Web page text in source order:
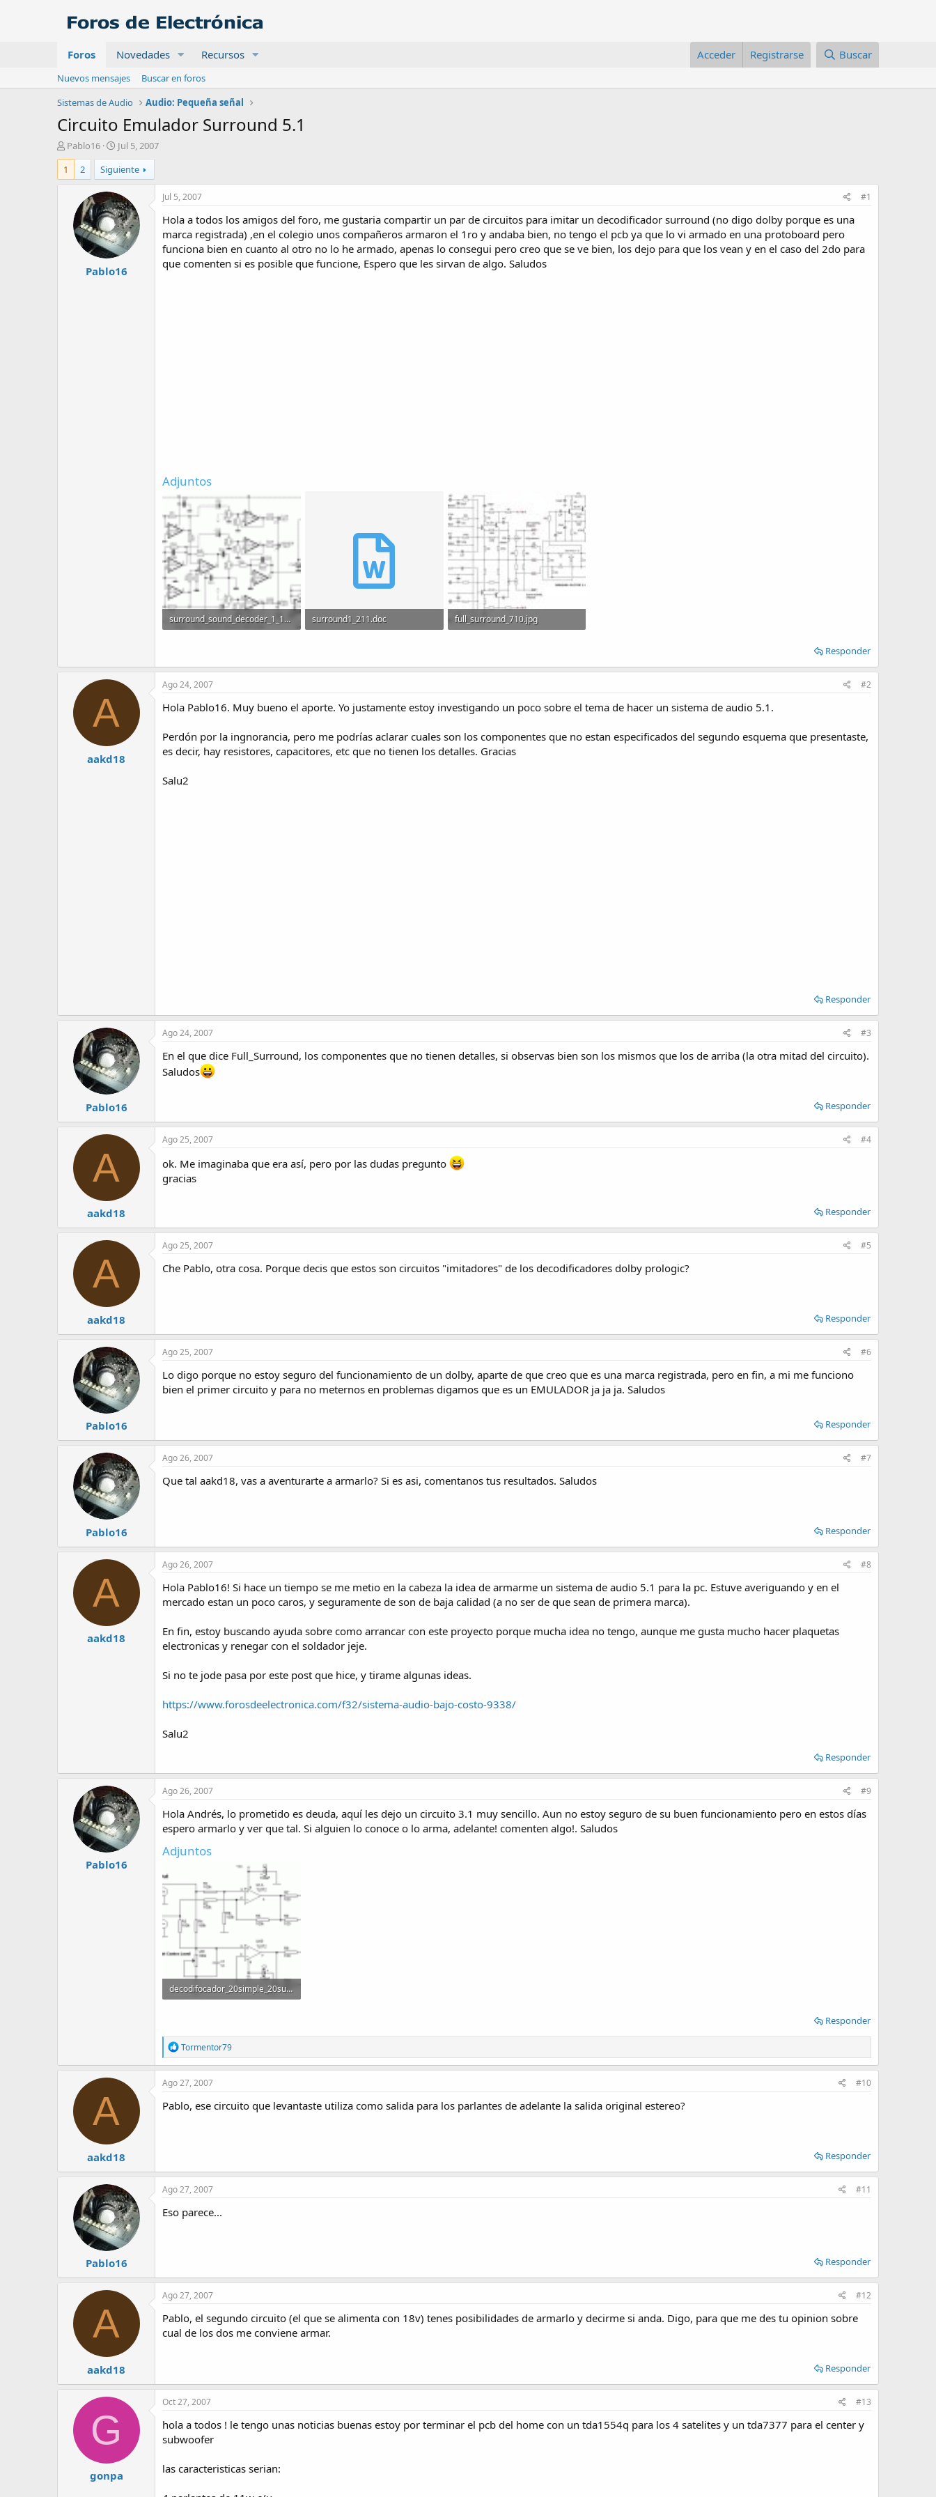
Foros Novedades Recursos Acceder Registrarse Buscar
Nuevos mensajes
Buscar en foros
Sistemas de Audio
Audio: Pequeña señal
Circuito Emulador Surround 5.1
A
u
t
o
Pablo16
F
e
c
h
a
d
e
i
n
i
c
Jul 5, 2007
1
2 Siguiente
Pablo16
Jul 5, 2007 #1
Hola a todos los amigos del foro, me gustaria compartir un par de circuitos para imitar un decodificador surround (no digo dolby porque es una
marca registrada) ,en el colegio unos compañeros armaron el 1ro y andaba bien, no tengo el pcb ya que lo vi armado en una protoboard pero
funciona bien en cuanto al otro no lo he armado, apenas lo consegui pero creo que se ve bien, los dejo para que los vean y en el caso del 2do para
que comenten si es posible que funcione, Espero que les sirvan de algo. Saludos
Adjuntos
surround_sound_decoder_1_175.gif
surround1_211.doc
full_surround_710.jpg
Responder
A
aakd18
Ago 24, 2007 #2
Hola Pablo16. Muy bueno el aporte. Yo justamente estoy investigando un poco sobre el tema de hacer un sistema de audio 5.1.
Perdón por la ingnorancia, pero me podrías aclarar cuales son los componentes que no estan especificados del segundo esquema que presentaste,
es decir, hay resistores, capacitores, etc que no tienen los detalles. Gracias
Salu2
Responder
Pablo16
Ago 24, 2007 #3
En el que dice Full_Surround, los componentes que no tienen detalles, si observas bien son los mismos que los de arriba (la otra mitad del circuito).
Saludos
Responder
A
aakd18
Ago 25, 2007 #4
ok. Me imaginaba que era así, pero por las dudas pregunto
gracias
Responder
A
aakd18
Ago 25, 2007 #5
Che Pablo, otra cosa. Porque decis que estos son circuitos "imitadores" de los decodificadores dolby prologic?
Responder
Pablo16
Ago 25, 2007 #6
Lo digo porque no estoy seguro del funcionamiento de un dolby, aparte de que creo que es una marca registrada, pero en fin, a mi me funciono
bien el primer circuito y para no meternos en problemas digamos que es un EMULADOR ja ja ja. Saludos
Responder
Pablo16
Ago 26, 2007 #7
Que tal aakd18, vas a aventurarte a armarlo? Si es asi, comentanos tus resultados. Saludos
Responder
A
aakd18
Ago 26, 2007 #8
Hola Pablo16! Si hace un tiempo se me metio en la cabeza la idea de armarme un sistema de audio 5.1 para la pc. Estuve averiguando y en el
mercado estan un poco caros, y seguramente de son de baja calidad (a no ser de que sean de primera marca).
En fin, estoy buscando ayuda sobre como arrancar con este proyecto porque mucha idea no tengo, aunque me gusta mucho hacer plaquetas
electronicas y renegar con el soldador jeje.
Si no te jode pasa por este post que hice, y tirame algunas ideas.
https://www.forosdeelectronica.com/f32/sistema-audio-bajo-costo-9338/
Salu2
Responder
Pablo16
Ago 26, 2007 #9
Hola Andrés, lo prometido es deuda, aquí les dejo un circuito 3.1 muy sencillo. Aun no estoy seguro de su buen funcionamiento pero en estos días
espero armarlo y ver que tal. Si alguien lo conoce o lo arma, adelante! comenten algo!. Saludos
Adjuntos
decodifocador_20simple_20surronund_209.gif
Responder
R
e
a
c
i
o
Tormentor79
A
aakd18
Ago 27, 2007 #10
Pablo, ese circuito que levantaste utiliza como salida para los parlantes de adelante la salida original estereo?
Responder
Pablo16
Ago 27, 2007 #11
Eso parece...
Responder
A
aakd18
Ago 27, 2007 #12
Pablo, el segundo circuito (el que se alimenta con 18v) tenes posibilidades de armarlo y decirme si anda. Digo, para que me des tu opinion sobre
cual de los dos me conviene armar.
Responder
G
gonpa
Oct 27, 2007 #13
hola a todos ! le tengo unas noticias buenas estoy por terminar el pcb del home con un tda1554q para los 4 satelites y un tda7377 para el center y
subwoofer
las caracteristicas serian: